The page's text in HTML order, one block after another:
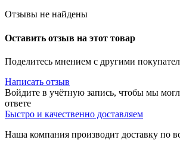
Отзывы не найдены
Оставить отзыв на этот товар
Поделитесь мнением с другими
Написать отзыв
Войдите в учётную запись, чтобы мы
ответе
Быстро и качественно доставляем
Наша компания производит доставку по